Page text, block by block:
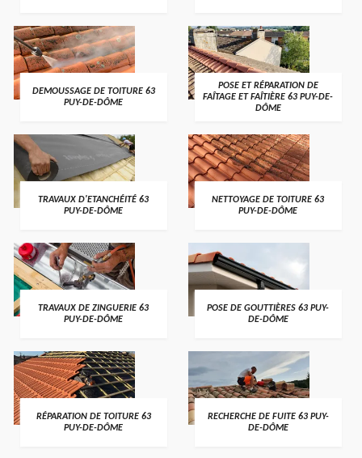
DEMOUSSAGE DE TOITURE 63
PUY-DE-DÔME
POSE ET RÉPARATION DE
FAÎTAGE ET FAÎTIÈRE 63 PUY-DE-
DÔME
TRAVAUX D'ETANCHÉITÉ 63
PUY-DE-DÔME
NETTOYAGE DE TOITURE 63
PUY-DE-DÔME
TRAVAUX DE ZINGUERIE 63
PUY-DE-DÔME
POSE DE GOUTTIÈRES 63 PUY-
DE-DÔME
RÉPARATION DE TOITURE 63
PUY-DE-DÔME
RECHERCHE DE FUITE 63 PUY-
DE-DÔME